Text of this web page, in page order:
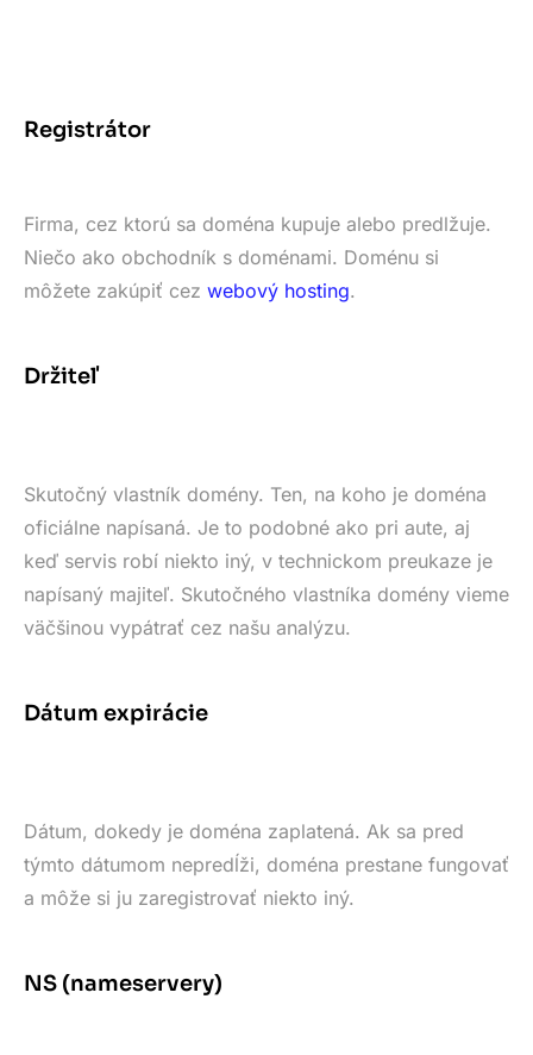
Registrátor
Firma, cez ktorú sa doména kupuje alebo predlžuje.
Niečo ako obchodník s doménami. Doménu si
môžete zakúpiť cez webový hosting.
Držiteľ
Skutočný vlastník domény. Ten, na koho je doména
oficiálne napísaná. Je to podobné ako pri aute, aj
keď servis robí niekto iný, v technickom preukaze je
napísaný majiteľ. Skutočného vlastníka domény vieme
väčšinou vypátrať cez našu analýzu.
Dátum expirácie
Dátum, dokedy je doména zaplatená. Ak sa pred
týmto dátumom nepredĺži, doména prestane fungovať
a môže si ju zaregistrovať niekto iný.
NS (nameservery)